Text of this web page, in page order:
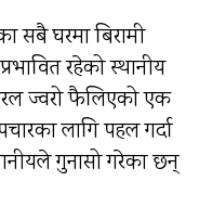
सबै घरमा बिरामी
रहेको स्थानीय
ज्वरो फैलिएको एक
लागि पहल गर्दा
गुनासो गरेका छन्